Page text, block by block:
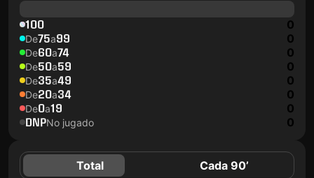
100 0
De75a99 0
De60a74 0
De50a59 0
De35a49 0
De20a34 0
De0a19 0
DNPNo jugado 0
Total Cada 90’